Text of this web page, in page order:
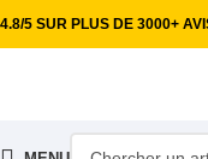
4.8/5 SUR PLUS DE 3000+